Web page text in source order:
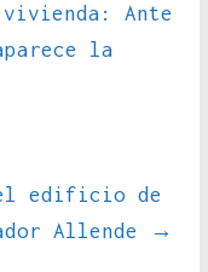
Ante
la
edificio de
Allende
→